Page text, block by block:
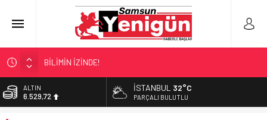
BİLİMİN İZİNDE!
TIR’A ‘ZEHİR’ BASKINI!
FECİ SON!
ALTIN
6.529,72
İSTANBUL 32°C
PARÇALI BULUTLU